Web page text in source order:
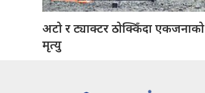
अटो र ट्याक्टर ठोक्किँदा एकजनाको
मृत्यु